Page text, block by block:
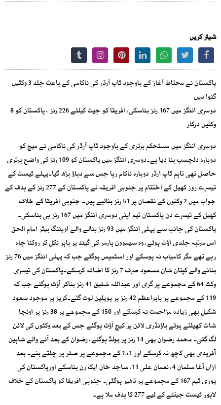
شیئر کریں
پاکستان نے محتاط آغاز کے باوجود ٹاپ آرڈر کی ناکامی کے باعث جلد 3 وکٹیں
گنوا دیں
دوسری اننگز میں 167 رنز بناسکی، افریقا کو جیت کیلئے 226 رنز ، پاکستان کو 8
وکٹیں درکار
دوسری اننگز میں مستحکم برتری کے باوجود ٹاپ آرڈر کی ناکامی نے میچ کو
دوبارہ دلچسپ بنا دیا ہے۔دوسری اننگز میں پاکستان کو 109 رنز کی واضح برتری
حاصل تھی تاہم ٹاپ آرڈر دوبارہ ناکام رہا جس سے دباؤ بڑھ گیا۔پہلے ٹیسٹ کے
تیسرے روز کھیل کے اختتام پر جنوبی افریقہ نے پاکستان کے 277 رنز کے ہدف کے
جواب میں 2 وکٹوں کے نقصان پر 51 رنز بنالیے ہیں۔ جنوبی افریقا کے خلاف
کھیل کے تیسرے دن پاکستان ٹیم اپنی دوسری اننگز میں 167 رنز ہی بناسکی۔
پاکستان کی جانب سے پہلی اننگز میں 93 رنز بنالے والے اوپننگ بیٹر امام الحق
اس مرتبہ جلدی آؤٹ ہوئے، وہ سیموون ہارمر کی گیند پر باہر نکل کر روکنا چاہ
رہے تھے مگر کامیاب نہ ہوسکے اور اسٹمپس ہوگئے جب کہ پہلی اننگز میں 76 رنز
بنانے والے کپتان شان مسعود صرف 7 رنز کا اضافہ کرسکے۔پاکستان کی تیسری
وکٹ 64 کے مجموعے پر گری اور عبداللہ شفیق 41 رنز بناکر آؤٹ ہوگئے جب کہ
119 کے مجموعے پر بابراعظم 42 رنز پر پویلین لوٹ گئے۔کریز پر موجود سعود
شکیل بھی زیادہ مزاحمت نہ کرسکے اور 150 کے مجموعے پر 38 رنز پر اونچا
شاٹ کھیلتے ہوئے باؤنڈری لائن پر کیچ آؤٹ ہوگئے جس کے بعد وکٹوں کی لائن
لگ گئی۔ محمد رضوان بھی 14 رنز پر بولڈ ہوگئے، رضوان کے بعد آنے والے شاہین
آفریدی بھی کچھ نہ کرسکے اور 151 کے مجموعے پر صفر پر چلتے بنے۔ بعد
ازاں آغا سلمان 4، نعمان علی 11، ساجد خان ایک رن بناسکے اورپاکستان کی
پوری ٹیم 167 کے مجموعے پر ڈھیر ہوگئی۔ جنوبی افریقا کو پاکستان کے خلاف
لاہور ٹیسٹ جیتنے کے لیے 277 کا ہدف ملا ہے۔